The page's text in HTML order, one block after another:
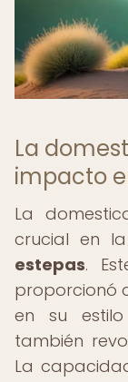
La
impacto
La
crucial en
estepas.
proporcionó
en su
también
La